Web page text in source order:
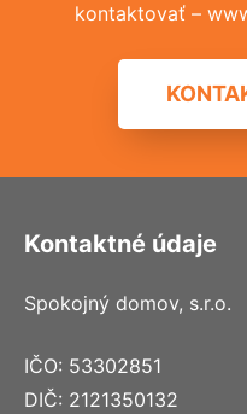
kontaktovať –
Kontaktné údaje
Spokojný domov, s.r.o.
IČO: 53302851
DIČ: 2121350132